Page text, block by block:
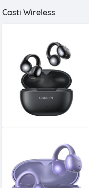
Casti Wireless